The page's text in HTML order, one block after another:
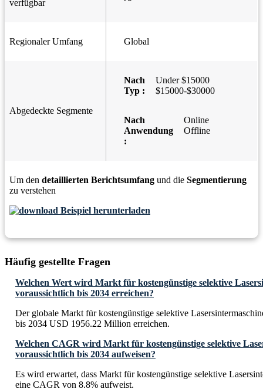
verfügbar
Regionaler Umfang Global
Abgedeckte Segmente
Nach
Typ :
Under $15000
$15000-$30000
Nach
Anwendung
:
Online
Offline
Um den detaillierten Berichtsumfang und die Segmentierung
zu verstehen
Beispiel herunterladen
Häufig gestellte Fragen
Welchen Wert wird Markt für kostengünstige selektive
voraussichtlich bis 2034 erreichen?
Der globale Markt für kostengünstige selektive
bis 2034 USD 1956.22 Million erreichen.
Welchen CAGR wird Markt für kostengünstige selektive
voraussichtlich bis 2034 aufweisen?
Es wird erwartet, dass Markt für kostengünstige selektive
eine CAGR von 8.8% aufweist.